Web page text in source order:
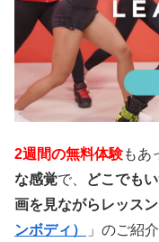
2週間の無料体験もあ
な感覚で、
どこでも
画を見ながらレッスン
ンボディ）
」のご紹介